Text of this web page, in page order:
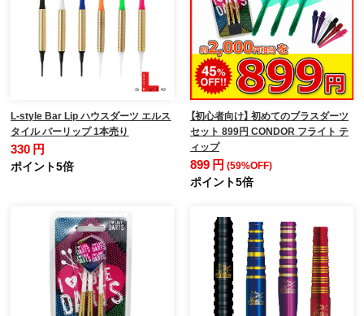
L-style Bar Lip ハウスダーツ エルス
タイル バーリップ 1本売り
330 円
ポイント5倍
【初心者向け】 初めてのブラスダーツ
セット 899円 CONDOR フライト テ
ィップ
899 円 (59%OFF)
ポイント5倍